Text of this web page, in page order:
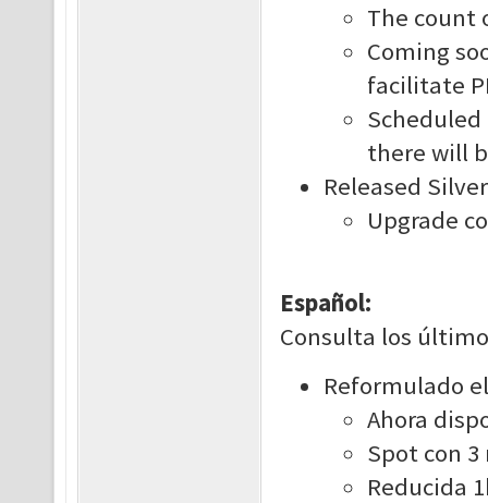
The count
Coming
facilitate
Scheduled
there will
Released
Upgrade
Español:
Consulta los
Reformulado
Ahora
Spot con 3
Reducida